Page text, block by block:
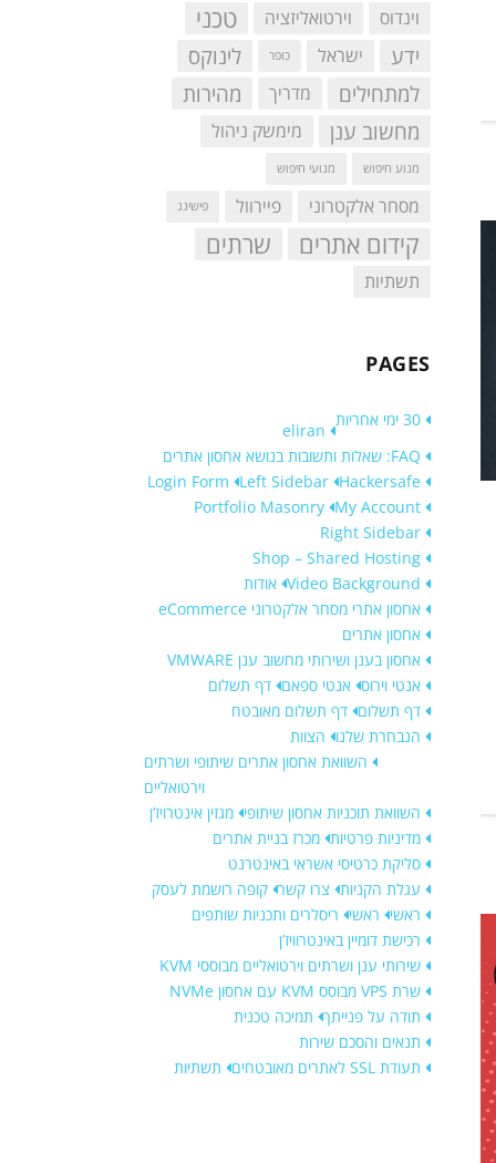
וינדוס וירטואליזציה טכני
ידע ישראל כופר
לינוקס
למתחילים
מדריך
מהירות
מחשוב ענן
מימשק ניהול
מנוע חיפוש מנועי חיפוש
מסחר אלקטרוני פיירוול פישינג
קידום אתרים שרתים
תשתיות
PAGES
30 ימי אחריות
eliran
FAQ: שאלות ותשובות בנושא אחסון אתרים
Hackersafe
Left Sidebar
Login Form
My Account
Portfolio Masonry
Right Sidebar
Shop – Shared Hosting
Video Background אודות
אחסון אתרי מסחר אלקטרוני eCommerce
אחסון אתרים
אחסון בענן ושירותי מחשוב ענן VMWARE
אנטי וירוס אנטי ספאם דף תשלום
דף תשלום דף תשלום מאובטח
הנבחרת שלנו הצוות
השוואת אחסון אתרים שיתופי ושרתים
וירטואליים
השוואת תוכניות אחסון שיתופי מגזין אינטרויז’ן
מדיניות פרטיות מכרז בניית אתרים
סליקת כרטיסי אשראי באינטרנט
עגלת הקניות צרו קשר קופה רושמת לעסק
ראשי ראשי ריסלרים ותכניות שותפים
רכישת דומיין באינטרוויז’ן
שירותי ענן ושרתים וירטואליים מבוססי KVM
שרת VPS מבוסס KVM עם אחסון NVMe
תודה על פנייתך תמיכה טכנית
תנאים והסכם שירות
תעודת SSL לאתרים מאובטחים
תשתיות